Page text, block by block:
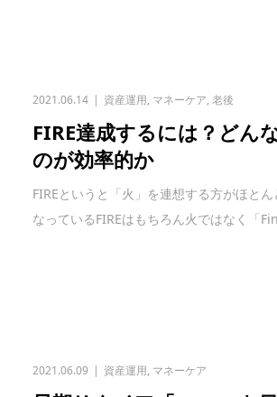
2021.06.14 資産運用, マネーケア,老後
FIRE達成するには？どん
のが効率的か
FIREというと「火」を連想する方がほと
なっているFIREはもちろん火ではなく「
2021.06.09 資産運用, マネーケア